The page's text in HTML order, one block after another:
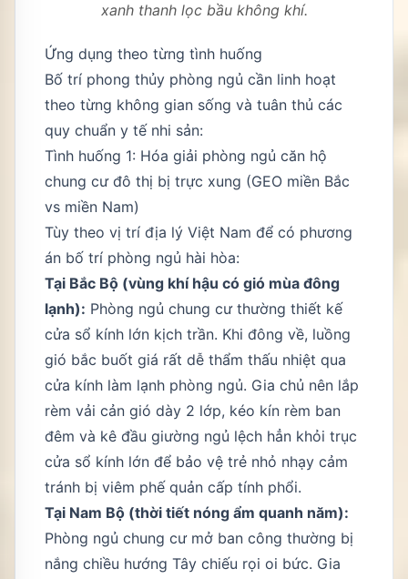
xanh thanh lọc bầu không khí.
Ứng dụng theo từng tình huống
Bố trí phong thủy phòng ngủ cần linh hoạt
theo từng không gian sống và tuân thủ các
quy chuẩn y tế nhi sản:
Tình huống 1: Hóa giải phòng ngủ căn hộ
chung cư đô thị bị trực xung (GEO miền Bắc
vs miền Nam)
Tùy theo vị trí địa lý Việt Nam để có phương
án bố trí phòng ngủ hài hòa:
Tại Bắc Bộ (vùng khí hậu có gió mùa đông
lạnh): Phòng ngủ chung cư thường thiết kế
cửa sổ kính lớn kịch trần. Khi đông về, luồng
gió bắc buốt giá rất dễ thẩm thấu nhiệt qua
cửa kính làm lạnh phòng ngủ. Gia chủ nên lắp
rèm vải cản gió dày 2 lớp, kéo kín rèm ban
đêm và kê đầu giường ngủ lệch hẳn khỏi trục
cửa sổ kính lớn để bảo vệ trẻ nhỏ nhạy cảm
tránh bị viêm phế quản cấp tính phổi.
Tại Nam Bộ (thời tiết nóng ẩm quanh năm):
Phòng ngủ chung cư mở ban công thường bị
nắng chiều hướng Tây chiếu rọi oi bức. Gia